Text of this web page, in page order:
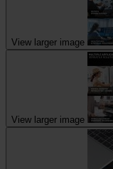
View larger image
View larger image